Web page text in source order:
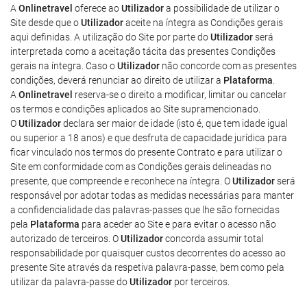
A Onlinetravel oferece aoUtilizadora possibilidade de utilizar o
Site desde que oUtilizadoraceite na íntegra as Condições gerais
aqui definidas. A utilização do Site por parte doUtilizadorserá
interpretada como a aceitação tácita das presentes Condições
gerais na íntegra. Caso oUtilizador não concorde com as presentes
condições, deverá renunciar ao direito de utilizar a Plataforma
A Onlinetravel reserva-se o direito a modificar, limitar ou cancelar
os termos e condições aplicados ao Site supramencionado.
OUtilizadordeclara ser maior de idade (isto é, que tem idade igual
ou superior a 18 anos) e que desfruta de capacidade jurídica para
ficar vinculado nos termos do presente Contrato e para utilizar o
Site em conformidade com as Condições gerais delineadas no
presente, que compreende e reconhece na íntegra. OUtilizadorserá
responsável por adotar todas as medidas necessárias para manter
a confidencialidade das palavras-passes que lhe são fornecidas
pela Plataforma para aceder ao Site e para evitar o acesso não
autorizado de terceiros. OUtilizadorconcorda assumir total
responsabilidade por quaisquer custos decorrentes do acesso ao
presente Site através da respetiva palavra-passe, bem como pela
utilizar da palavra-passe doUtilizador por terceiros.